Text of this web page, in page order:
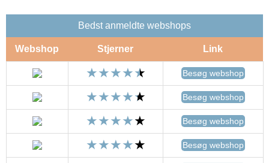
Bedst anmeldte webshops
Webshop Stjerner Link
Besøg webshop
Besøg webshop
Besøg webshop
Besøg webshop